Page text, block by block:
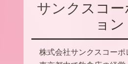
サンクスコー
ョン
株式会社サンクスコーポ